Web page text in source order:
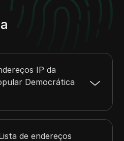
IP da
Democrática
de endereços